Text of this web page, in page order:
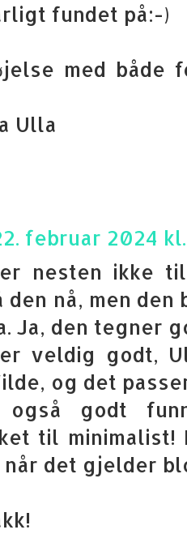
fundet på:-)
med både
Ulla
februar 2024
nesten ikke
nå, men den
Ja, den tegner
veldig godt,
og det
godt
til
når det gjelder